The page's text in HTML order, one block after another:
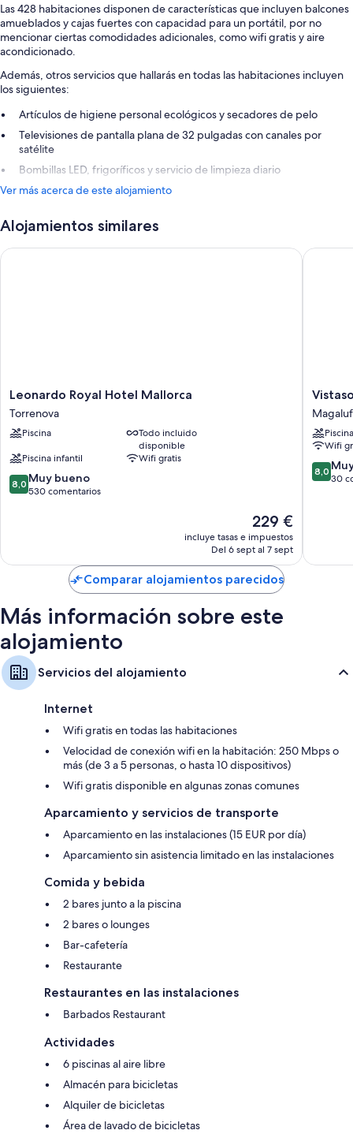
Las 428 habitaciones disponen de características que incluyen balcones
amueblados y cajas fuertes con capacidad para un portátil, por no
mencionar ciertas comodidades adicionales, como wifi gratis y aire
acondicionado.
Además, otros servicios que hallarás en todas las habitaciones incluyen
los siguientes:
Artículos de higiene personal ecológicos y secadores de pelo
Televisiones de pantalla plana de 32 pulgadas con canales por
satélite
Bombillas LED, frigoríficos y servicio de limpieza diario
Ver más acerca de este alojamiento
Alojamientos similares
Leonardo
Royal
Hotel
Mallorca
Leonardo Royal Hotel Mallorca
Torrenova
Piscina
Todo incluido
disponible
Piscina infantil
Wifi gratis
8.0
sobre
8,0 Muy bueno
530 comentarios
El
precio
actual
de
229 €
229 €
incluye tasas e impuestos
Del 6 sept al 7 sept
Leonardo Royal Hotel Mallorca
Vistasol
Magaluf
Magaluf
Piscina
Wifi
8.0
sobre
8,0
30
Vistasol
Comparar alojamientos parecidos
Más información sobre este
alojamiento
Servicios del alojamiento
Internet
Wifi gratis en todas las habitaciones
Velocidad de conexión wifi en la habitación: 250 Mbps o
más (de 3 a 5 personas, o hasta 10 dispositivos)
Wifi gratis disponible en algunas zonas comunes
Aparcamiento y servicios de transporte
Aparcamiento en las instalaciones (15 EUR por día)
Aparcamiento sin asistencia limitado en las instalaciones
Comida y bebida
2 bares junto a la piscina
2 bares o lounges
Bar-cafetería
Restaurante
Restaurantes en las instalaciones
Barbados Restaurant
Actividades
6 piscinas al aire libre
Almacén para bicicletas
Alquiler de bicicletas
Área de lavado de bicicletas